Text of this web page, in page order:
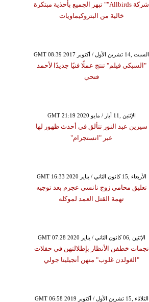
شركة Allbirds"" تبهر الجميع بأحذية مبتكرة
خالية من البتروكيماويات
GMT 08:39 2017 السبت ,14 تشرين الأول / أكتوبر
"السبكي فيلم" تنتج عملًا فنيًا جديدًا لأحمد
فتحي
GMT 21:19 2020 الإثنين ,11 أيار / مايو
سيرين عبد النور تتألق في أحدث ظهور لها
عبر "انستجرام"
GMT 16:33 2020 الأربعاء ,15 كانون الثاني / يناير
تعليق محامي زوج نانسي عجرم بعد توجيه
تهمة القتل العمد لموكله
GMT 07:28 2020 الإثنين ,06 كانون الثاني / يناير
نجمات خطفن الأنظار بإطلالتهن في حفلات
"الغولدن غلوب" منهن أنجيلينا جولي
GMT 06:58 2019 الثلاثاء ,15 تشرين الأول / أكتوبر